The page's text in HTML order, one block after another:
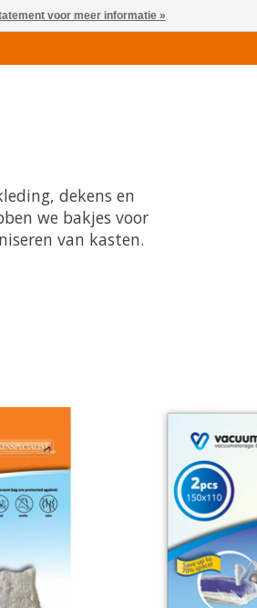
dekens en
we bakjes voor
van kasten.
voor meer informatie »